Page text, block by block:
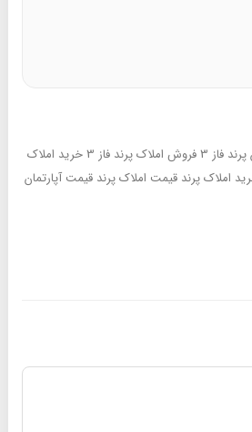
فاز 3 فروش املاک پرند فاز 3
خرید املاک
املاک پرند قیمت املاک پرند قیمت آپارتمان